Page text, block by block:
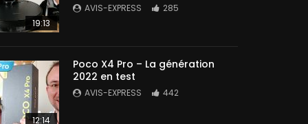
19:13
AVIS-EXPRESS 285
12:14
Poco X4 Pro – La génération
2022 en test
AVIS-EXPRESS 442